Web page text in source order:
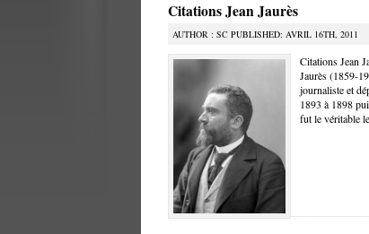
Citations Jean Jaurès
AUTHOR : SC PUBLISHED: AVRIL 16TH, 2011
Citations Jean
Jaurès (1859-
journaliste et
1893 à 1898
fut le véritable